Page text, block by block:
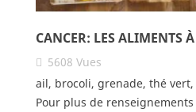
CANCER: LES ALIMENTS
5608 Vues
ail, brocoli, grenade, thé
Pour plus de